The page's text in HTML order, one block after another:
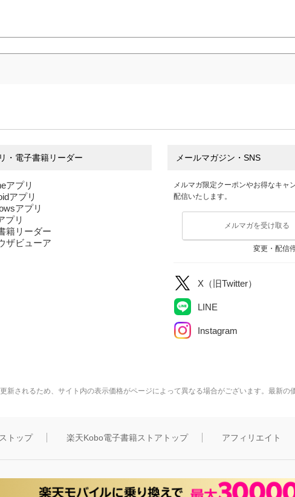
・電子書籍リーダー
アプリ
アプリ
アプリ
プリ
籍リーダー
ザビューア
メールマガジン・SNS
メルマガ限定クーポンやお得なキャ
配信いたします。
メルマガを受け取る
変更・配信
X（旧Twitter）
LINE
Instagram
新されるため、サイト内の表示価格がページによって異なる場合がございます。最新の
トップ 楽天Kobo電子書籍ストアトップ アフィリエイト